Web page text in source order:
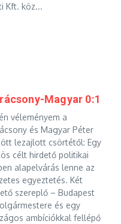
Kft. köz...
Magyar 0:1
véleményem a
és Magyar Péter
lezajlott csörtétől: Egy
célt hirdető politikai
alapelvárás lenne az
egyeztetés. Két
szereplő – Budapest
és egy
ambíciókkal fellépő